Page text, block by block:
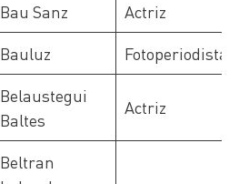
Bau Sanz
Actriz
Bauluz Fotoperiodista
Belaustegui
Baltes
Actriz
Beltran